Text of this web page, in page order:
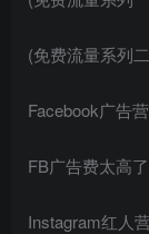
(免费流量系列
Facebook广告
FB广告费太高
Instagram红人